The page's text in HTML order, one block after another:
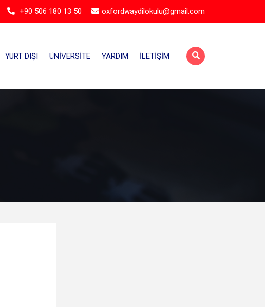
+90 506 180 13 50 oxfordwaydilokulu@gmail.com
YURT DIŞI ÜNIVERSITE YARDIM İLETIŞIM